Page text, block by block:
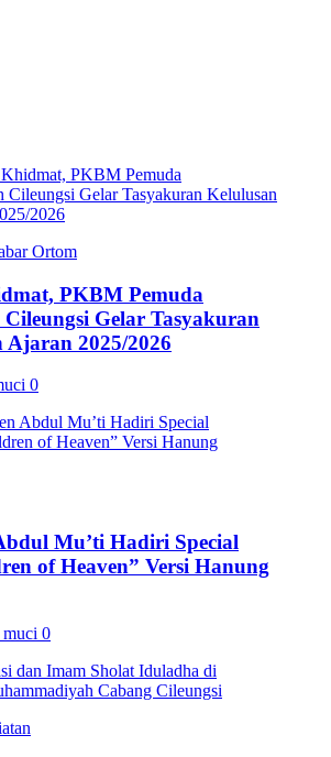
Ortom
PKBM Pemuda
Gelar Tasyakuran
Ajaran 2025/2026
0
Mu’ti Hadiri Special
of Heaven” Versi Hanung
muci 0